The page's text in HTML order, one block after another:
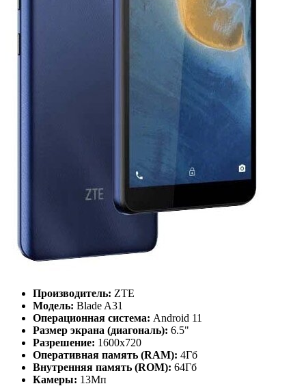
Производитель: ZTE
Модель: Blade A31
Операционная система: Android 11
Размер экрана (диагональ): 6.5"
Разрешение: 1600x720
Оперативная память (RAM): 4Гб
Внутренняя память (ROM): 64Гб
Камеры: 13Мп